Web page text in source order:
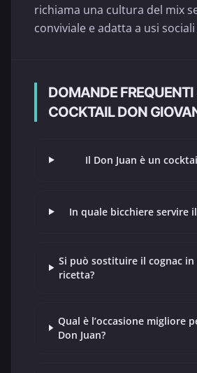
richiama una cultura del mix
conviviale e adatta a usi
DOMANDE FREQUENTI
COCKTAIL DON
Il Don Juan è un
In quale bicchiere servire
Si può sostituire il cognac in
ricetta?
Qual è l’occasione migliore
Don Juan?